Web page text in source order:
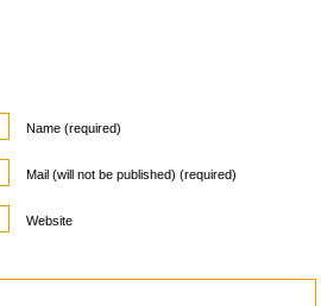
Name (required)
Mail (will not be published) (required)
Website